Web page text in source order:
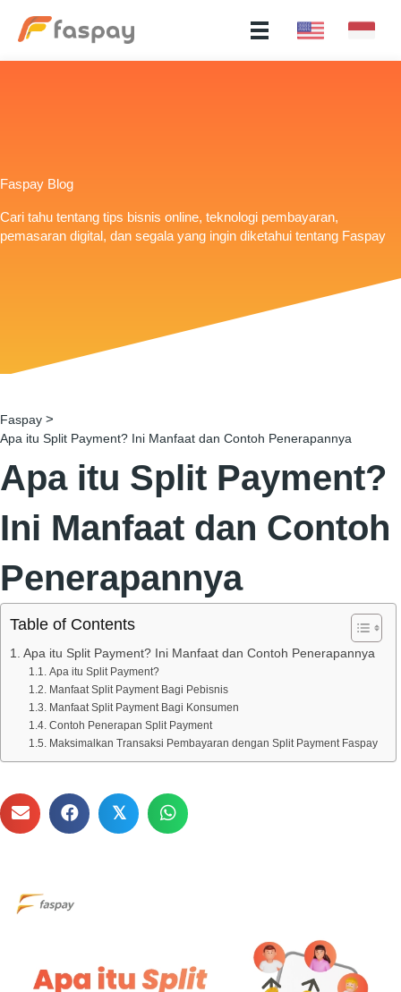
Faspay Blog
Cari tahu tentang tips bisnis online, teknologi pembayaran,
pemasaran digital, dan segala yang ingin diketahui tentang Faspay
Faspay >
Apa itu Split Payment? Ini Manfaat dan Contoh Penerapannya
Apa itu Split Payment?
Ini Manfaat dan Contoh
Penerapannya
Table of Contents
Apa itu Split Payment? Ini Manfaat dan Contoh Penerapannya
Apa itu Split Payment?
Manfaat Split Payment Bagi Pebisnis
Manfaat Split Payment Bagi Konsumen
Contoh Penerapan Split Payment
Maksimalkan Transaksi Pembayaran dengan Split Payment Faspay
𝕏